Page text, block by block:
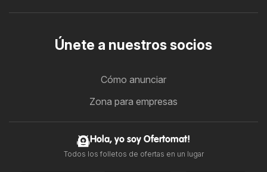
Únete a nuestros socios
Cómo anunciar
Zona para empresas
Hola, yo soy Ofertomat!
Todos los folletos de ofertas en un lugar